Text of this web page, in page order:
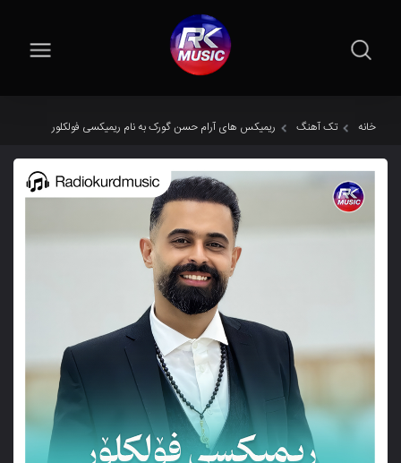
خانه تک آهنگ ریمیکس های آرام حسن گورک به نام ریمیکسی فولکلور